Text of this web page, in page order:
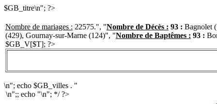
$GB_titre\n"; ?>
Nombre de mariages : 22575.", "Nombre de Décès : 93 : Bagnolet
(429), Gournay-sur-Marne (124)", "Nombre de Baptêmes : 93 :
$GB_V[$T]; ?>
\n"; echo $GB_villes . "
\n";; echo "\n"; */ ?>